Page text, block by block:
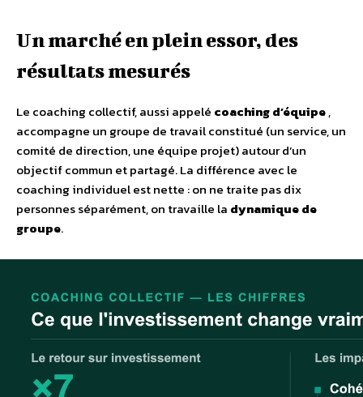
Un marché en plein essor, des
résultats mesurés
Le coaching collectif, aussi appelé coaching d’équipe,
accompagne un groupe de travail constitué (un service, un
comité de direction, une équipe projet) autour d’un
objectif commun et partagé. La différence avec le
coaching individuel est nette : on ne traite pas dix
personnes séparément, on travaille la dynamique de
groupe.